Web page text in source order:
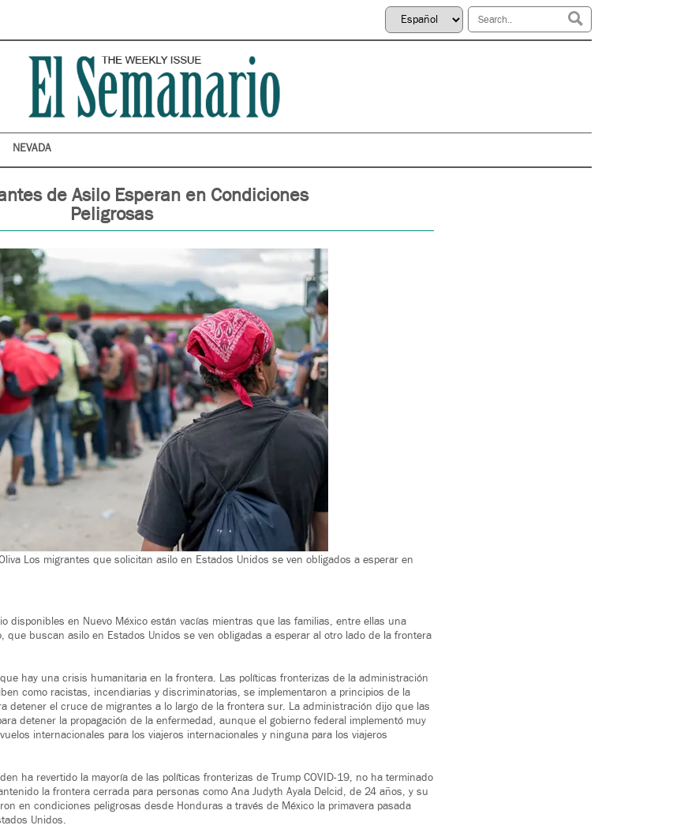
NEVADA
de Asilo Esperan en Condiciones
Peligrosas
Los migrantes que solicitan asilo en Estados Unidos se ven obligados a esperar en
disponibles en Nuevo México están vacías mientras que las familias, entre ellas una
que buscan asilo en Estados Unidos se ven obligadas a esperar al otro lado de la frontera
hay una crisis humanitaria en la frontera. Las políticas fronterizas de la administración
como racistas, incendiarias y discriminatorias, se implementaron a principios de la
detener el cruce de migrantes a lo largo de la frontera sur. La administración dijo que las
detener la propagación de la enfermedad, aunque el gobierno federal implementó muy
internacionales para los viajeros internacionales y ninguna para los viajeros
ha revertido la mayoría de las políticas fronterizas de Trump COVID-19, no ha terminado
la frontera cerrada para personas como Ana Judyth Ayala Delcid, de 24 años, y su
en condiciones peligrosas desde Honduras a través de México la primavera pasada
Unidos.